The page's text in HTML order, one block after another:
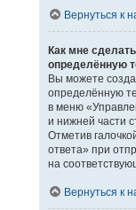
Вернуться к
Как мне
определённую
Вы можете
определённую
в меню
и нижней части
Отметив
ответа» при
на
Вернуться к